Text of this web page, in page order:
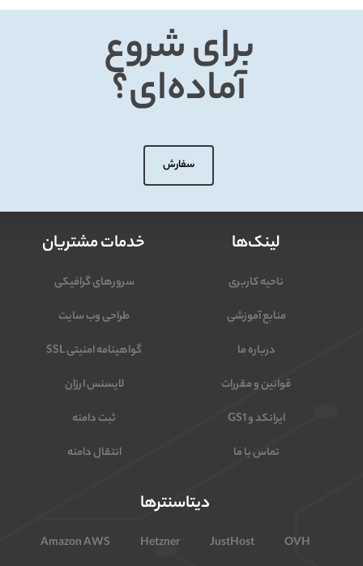
برای شروع
آماده‌ای؟
سفارش
خدمات مشتریان
سرورهای گرافیکی
طراحی وب سایت
گواهینامه امنیتی SSL
لایسنس ارزان
ثبت دامنه
انتقال دامنه
لینک‌ها
ناحیه کاربری
منابع آموزشی
درباره ما
قوانین و مقررات
ایرانکد و GS1
تماس با ما
دیتاسنترها
Amazon AWS Hetzner JustHost
OVH